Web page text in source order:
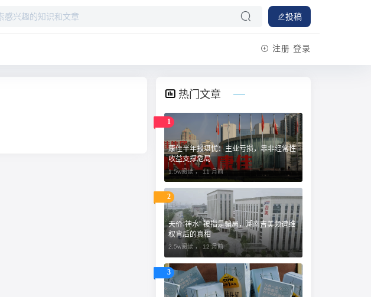
投稿
注册 登录
热门文章
1
康佳半年报堪忧：主业亏损，靠非经常性
收益支撑危局
1.5w阅读 ，11 月前
2
天价“神水” 被指是骗局，湖南吉美频遭维
权背后的真相
2.5w阅读 ， 12 月前
3